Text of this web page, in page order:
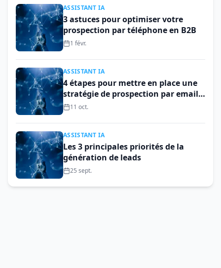
ASSISTANT IA
3 astuces pour optimiser votre
prospection par téléphone en B2B
1 févr.
ASSISTANT IA
4 étapes pour mettre en place une
stratégie de prospection par email
performante en B2B
11 oct.
ASSISTANT IA
Les 3 principales priorités de la
génération de leads
25 sept.